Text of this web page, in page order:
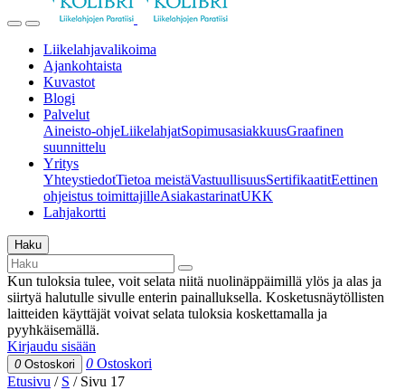
Liikelahjavalikoima
Ajankohtaista
Kuvastot
Blogi
Palvelut
Aineisto-ohjeLiikelahjatSopimusasiakkuusGraafinen
suunnittelu
Yritys
YhteystiedotTietoa meistäVastuullisuusSertifikaatitEettinen
ohjeistus toimittajilleAsiakastarinatUKK
Lahjakortti
Haku
Kun tuloksia tulee, voit selata niitä nuolinäppäimillä ylös ja alas ja
siirtyä halutulle sivulle enterin painalluksella. Kosketusnäytöllisten
laitteiden käyttäjät voivat selata tuloksia koskettamalla ja
pyyhkäisemällä.
Kirjaudu sisään
0 Ostoskori 0 Ostoskori
Etusivu / S / Sivu 17